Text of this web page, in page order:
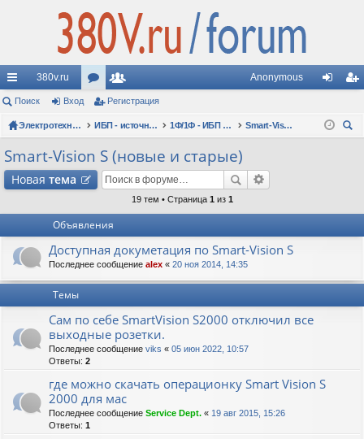
с
ы
лк
380v.ru
ор
ум
ол
ьз
ов
ат
и
Anonymous
д ис
Поиск Вход Регистрация
Электротехнические форумы ИБП - источники бесперебойного питания 1Ф/1Ф - ИБП N-POWER - однофазные 1-10 кВА - вопросы по моделям
Smart-Vision S (новые и старые)
Smart-Vision S (новые и старые)
Новая тема
19 тем • Страница 1 из 1
Объявления
Доступная докуметация по Smart-Vision S
Последнее сообщение alex « 20 ноя 2014, 14:35
Темы
Сам по себе SmartVision S2000 отключил все
выходные розетки.
Последнее сообщение viks « 05 июн 2022, 10:57
Ответы: 2
где можно скачать операционку Smart Vision S
2000 для мас
Последнее сообщение Service Dept. « 19 авг 2015, 15:26
Ответы: 1